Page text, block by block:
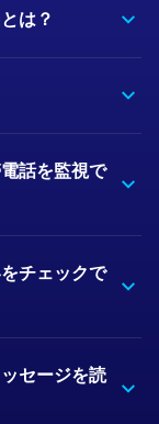
は？
話を監視で
チェックで
セージを読